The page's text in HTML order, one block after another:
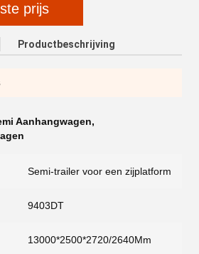
prijs
Productbeschrijving
Aanhangwagen,
Semi-trailer voor een zijplatform
9403DT
13000*2500*2720/2640Mm